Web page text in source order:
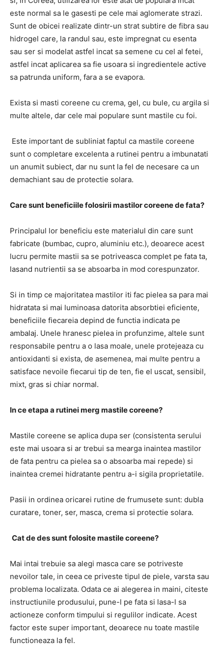
este normal sa le gasesti pe cele mai aglomerate strazi.
Sunt de obicei realizate dintr-un strat subtire de fibra sau
hidrogel care, la randul sau, este impregnat cu esenta
sau ser si modelat astfel incat sa semene cu cel al fetei,
astfel incat aplicarea sa fie usoara si ingredientele active
sa patrunda uniform, fara a se evapora.
Exista si masti coreene cu crema, gel, cu bule, cu argila si
multe altele, dar cele mai populare sunt mastile cu foi.
Este important de subliniat faptul ca mastile coreene
sunt o completare excelenta a rutinei pentru a imbunatati
un anumit subiect, dar nu sunt la fel de necesare ca un
demachiant sau de protectie solara.
Care sunt beneficiile folosirii mastilor coreene de fata?
Principalul lor beneficiu este materialul din care sunt
fabricate (bumbac, cupro, aluminiu etc.), deoarece acest
lucru permite mastii sa se potriveasca complet pe fata ta,
lasand nutrientii sa se absoarba in mod corespunzator.
Si in timp ce majoritatea mastilor iti fac pielea sa para mai
hidratata si mai luminoasa datorita absorbtiei eficiente,
beneficiile fiecareia depind de functia indicata pe
ambalaj. Unele hranesc pielea in profunzime, altele sunt
responsabile pentru a o lasa moale, unele protejeaza cu
antioxidanti si exista, de asemenea, mai multe pentru a
satisface nevoile fiecarui tip de ten, fie el uscat, sensibil,
mixt, gras si chiar normal.
In ce etapa a rutinei merg mastile coreene?
Mastile coreene se aplica dupa ser (consistenta serului
este mai usoara si ar trebui sa mearga inaintea mastilor
de fata pentru ca pielea sa o absoarba mai repede) si
inaintea cremei hidratante pentru a-i sigila proprietatile.
Pasii in ordinea oricarei rutine de frumusete sunt: ​​dubla
curatare, toner, ser, masca, crema si protectie solara.
Cat de des sunt folosite mastile coreene?
Mai intai trebuie sa alegi masca care se potriveste
nevoilor tale, in ceea ce priveste tipul de piele, varsta sau
problema localizata. Odata ce ai alegerea in maini, citeste
instructiunile produsului, pune-l pe fata si lasa-l sa
actioneze conform timpului si regulilor indicate. Acest
factor este super important, deoarece nu toate mastile
functioneaza la fel.